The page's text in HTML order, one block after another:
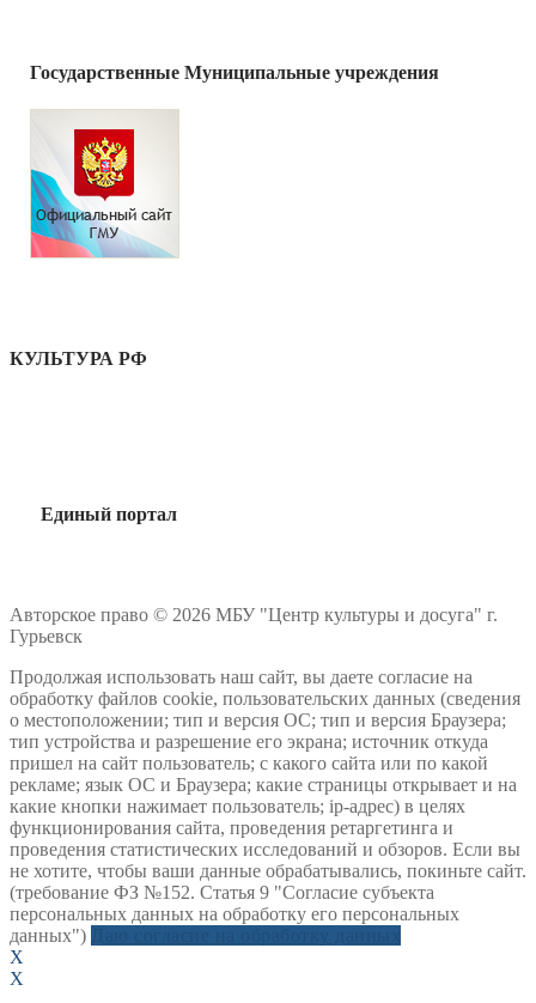
Государственные Муниципальные учреждения
КУЛЬТУРА РФ
Единый портал
Авторское право © 2026 МБУ "Центр культуры и досуга" г.
Гурьевск
Продолжая использовать наш сайт, вы даете согласие на
обработку файлов cookie, пользовательских данных (сведения
о местоположении; тип и версия ОС; тип и версия Браузера;
тип устройства и разрешение его экрана; источник откуда
пришел на сайт пользователь; с какого сайта или по какой
рекламе; язык ОС и Браузера; какие страницы открывает и на
какие кнопки нажимает пользователь; ip-адрес) в целях
функционирования сайта, проведения ретаргетинга и
проведения статистических исследований и обзоров. Если вы
не хотите, чтобы ваши данные обрабатывались, покиньте сайт.
(требование ФЗ №152. Статья 9 "Согласие субъекта
персональных данных на обработку его персональных
данных")
X
X